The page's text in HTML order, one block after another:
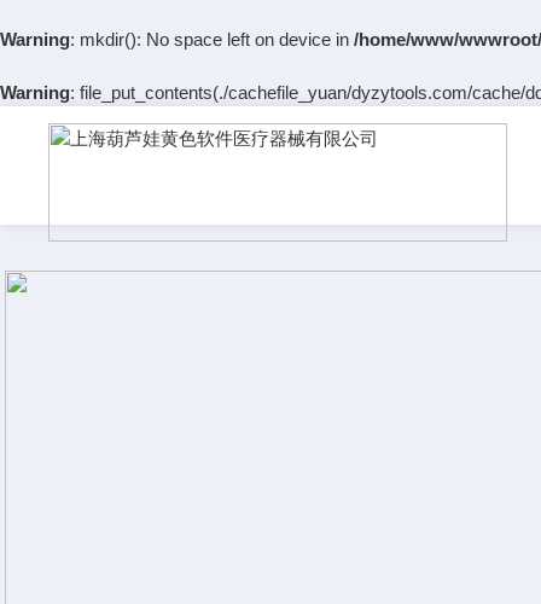
Warning: mkdir(): No space left on device in /home/www/
Warning: file_put_contents(./cachefile_yuan/dyzytools.com/cache/